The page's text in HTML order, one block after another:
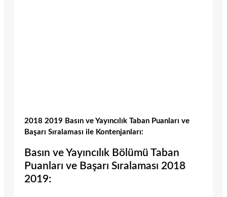
2018 2019 Basın ve Yayıncılık Taban Puanları ve
Başarı Sıralaması ile Kontenjanları:
Basın ve Yayıncılık Bölümü Taban
Puanları ve Başarı Sıralaması 2018
2019: